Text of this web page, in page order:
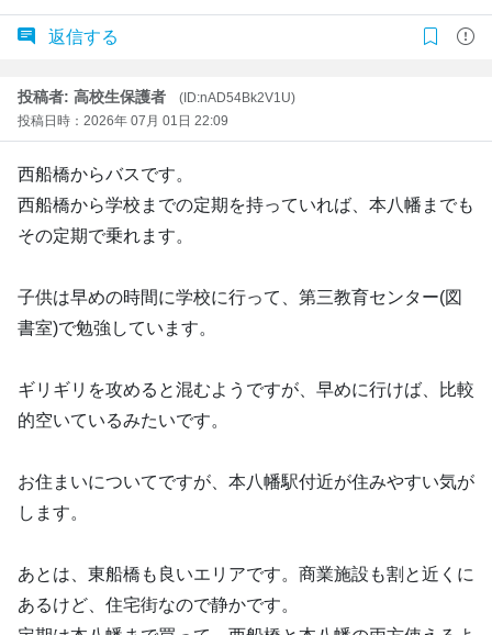
返信する
投稿者: 高校生保護者
(ID:nAD54Bk2V1U)
投稿日時：2026年 07月 01日 22:09
西船橋からバスです。
西船橋から学校までの定期を持っていれば、本八幡までも
その定期で乗れます。
子供は早めの時間に学校に行って、第三教育センター(図
書室)で勉強しています。
ギリギリを攻めると混むようですが、早めに行けば、比較
的空いているみたいです。
お住まいについてですが、本八幡駅付近が住みやすい気が
します。
あとは、東船橋も良いエリアです。商業施設も割と近くに
あるけど、住宅街なので静かです。